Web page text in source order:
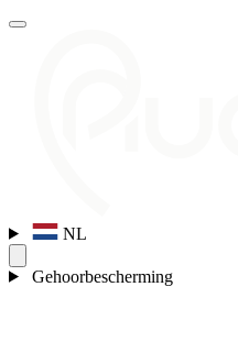
NL
Gehoorbescherming